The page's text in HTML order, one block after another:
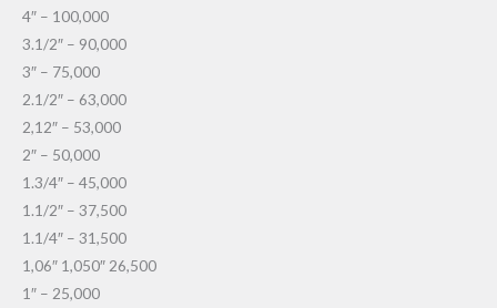
4″ – 100,000
3.1/2″ – 90,000
3″ – 75,000
2.1/2″ – 63,000
2,12″ – 53,000
2″ – 50,000
1.3/4″ – 45,000
1.1/2″ – 37,500
1.1/4″ – 31,500
1,06″ 1,050″ 26,500
1″ – 25,000